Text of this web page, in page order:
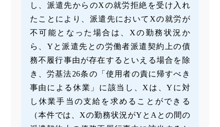
し、派遣先からのXの就労拒絶を受け入れ
たことにより、派遣先においてXの就労が
不可能となった場合は、Xの勤務状況か
ら、Yと派遣先との労働者派遣契約上の債
務不履行事由が存在するといえる場合を除
き、労基法26条の「使用者の責に帰すべき
事由による休業」に該当し、Xは、Yに対
し休業手当の支給を求めることができる
（本件では、Xの勤務状況がYとAとの間の